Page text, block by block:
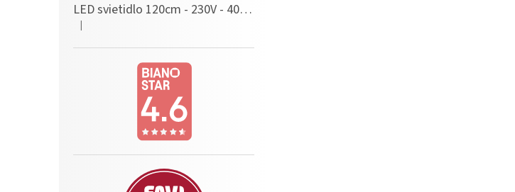
LED svietidlo 120cm - 230V - 40W - IP20 - neutrálna biela
Hodnotenie produktu je 5 z 5 hviezdičiek.
|